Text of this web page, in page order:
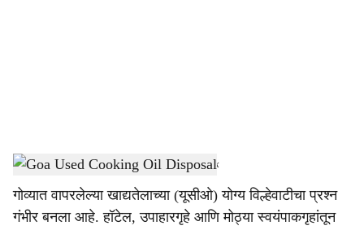
a
Goa Used Cooking Oil Disposal - Dainik Gomantak
गोव्यात वापरलेल्या खाद्यतेलाच्या (यूसीओ) योग्य विल्हेवाटीचा प्रश्न
गंभीर बनला आहे. हॉटेल, उपाहारगृहे आणि मोठ्या स्वयंपाकगृहांतून